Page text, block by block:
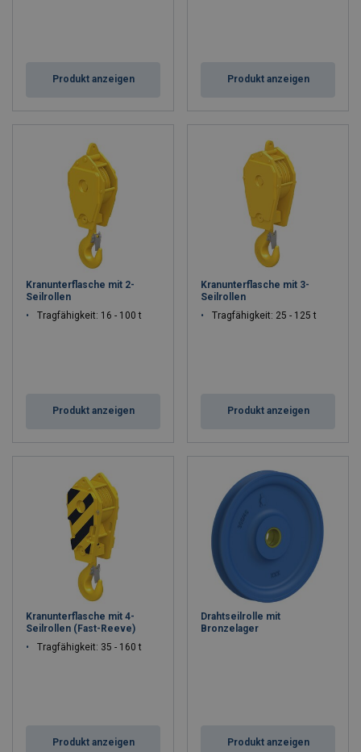
Produkt anzeigen Produkt anzeigen
Kranunterflasche mit 2-
Seilrollen
Tragfähigkeit: 16 - 100 t
Produkt anzeigen
Kranunterflasche mit 3-
Seilrollen
Tragfähigkeit: 25 - 125 t
Produkt anzeigen
Kranunterflasche mit 4-
Seilrollen (Fast-Reeve)
Tragfähigkeit: 35 - 160 t
Produkt anzeigen
Drahtseilrolle mit
Bronzelager
Produkt anzeigen